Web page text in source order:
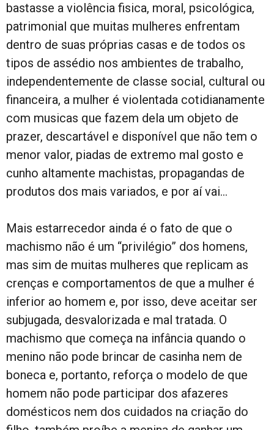
bastasse a violência fisica, moral, psicológica,
patrimonial que muitas mulheres enfrentam
dentro de suas próprias casas e de todos os
tipos de assédio nos ambientes de trabalho,
independentemente de classe social, cultural ou
financeira, a mulher é violentada cotidianamente
com musicas que fazem dela um objeto de
prazer, descartável e disponível que não tem o
menor valor, piadas de extremo mal gosto e
cunho altamente machistas, propagandas de
produtos dos mais variados, e por aí vai…
Mais estarrecedor ainda é o fato de que o
machismo não é um “privilégio” dos homens,
mas sim de muitas mulheres que replicam as
crenças e comportamentos de que a mulher é
inferior ao homem e, por isso, deve aceitar ser
subjugada, desvalorizada e mal tratada. O
machismo que começa na infância quando o
menino não pode brincar de casinha nem de
boneca e, portanto, reforça o modelo de que
homem não pode participar dos afazeres
domésticos nem dos cuidados na criação do